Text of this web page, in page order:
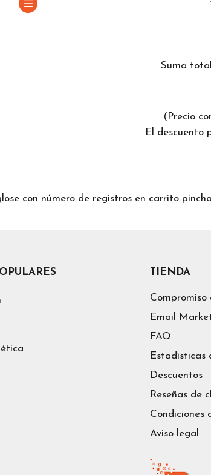
Suma
(Precio
El descuento
con número de registros en carrito
TIENDA
Compromiso
Email
FAQ
Estadísticas
Descuentos
Reseñas de
Condiciones
Aviso legal